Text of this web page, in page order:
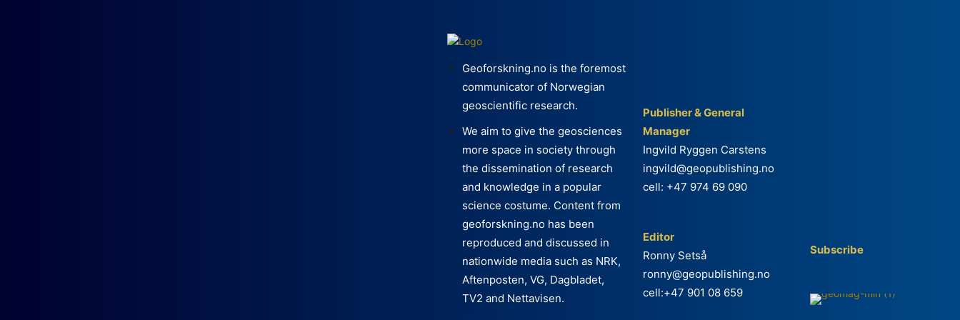
Geoforskning.no is the foremost
communicator of Norwegian
geoscientific research.
We aim to give the geosciences
more space in society through
the dissemination of research
and knowledge in a popular
science costume. Content from
geoforskning.no has been
reproduced and discussed in
nationwide media such as NRK,
Aftenposten, VG, Dagbladet,
TV2 and Nettavisen.
Publisher & General
Manager
Ingvild Ryggen Carstens
ingvild@geopublishing.no
cell: +47 974 69 090
Editor
Ronny Setså
ronny@geopublishing.no
cell:+47 901 08 659
Subscribe